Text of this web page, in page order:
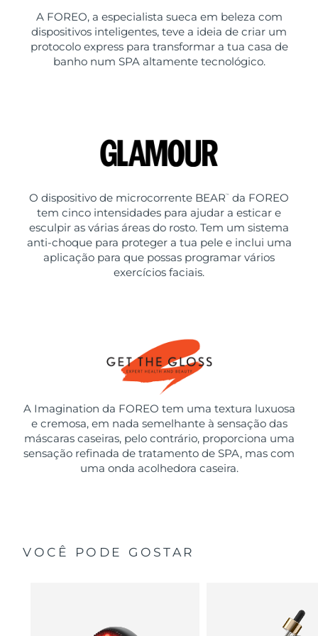
A FOREO, a especialista sueca em beleza com
dispositivos inteligentes, teve a ideia de criar um
protocolo express para transformar a tua casa de
banho num SPA altamente tecnológico.
O dispositivo de microcorrente BEAR ™
da FOREO
tem cinco intensidades para ajudar a esticar e
esculpir as várias áreas do rosto. Tem um sistema
anti-choque para proteger a tua pele e inclui uma
aplicação para que possas programar vários
exercícios faciais.
A Imagination da FOREO tem uma textura luxuosa
e cremosa, em nada semelhante à sensação das
máscaras caseiras, pelo contrário, proporciona uma
sensação refinada de tratamento de SPA, mas com
uma onda acolhedora caseira.
VOCÊ PODE GOSTAR